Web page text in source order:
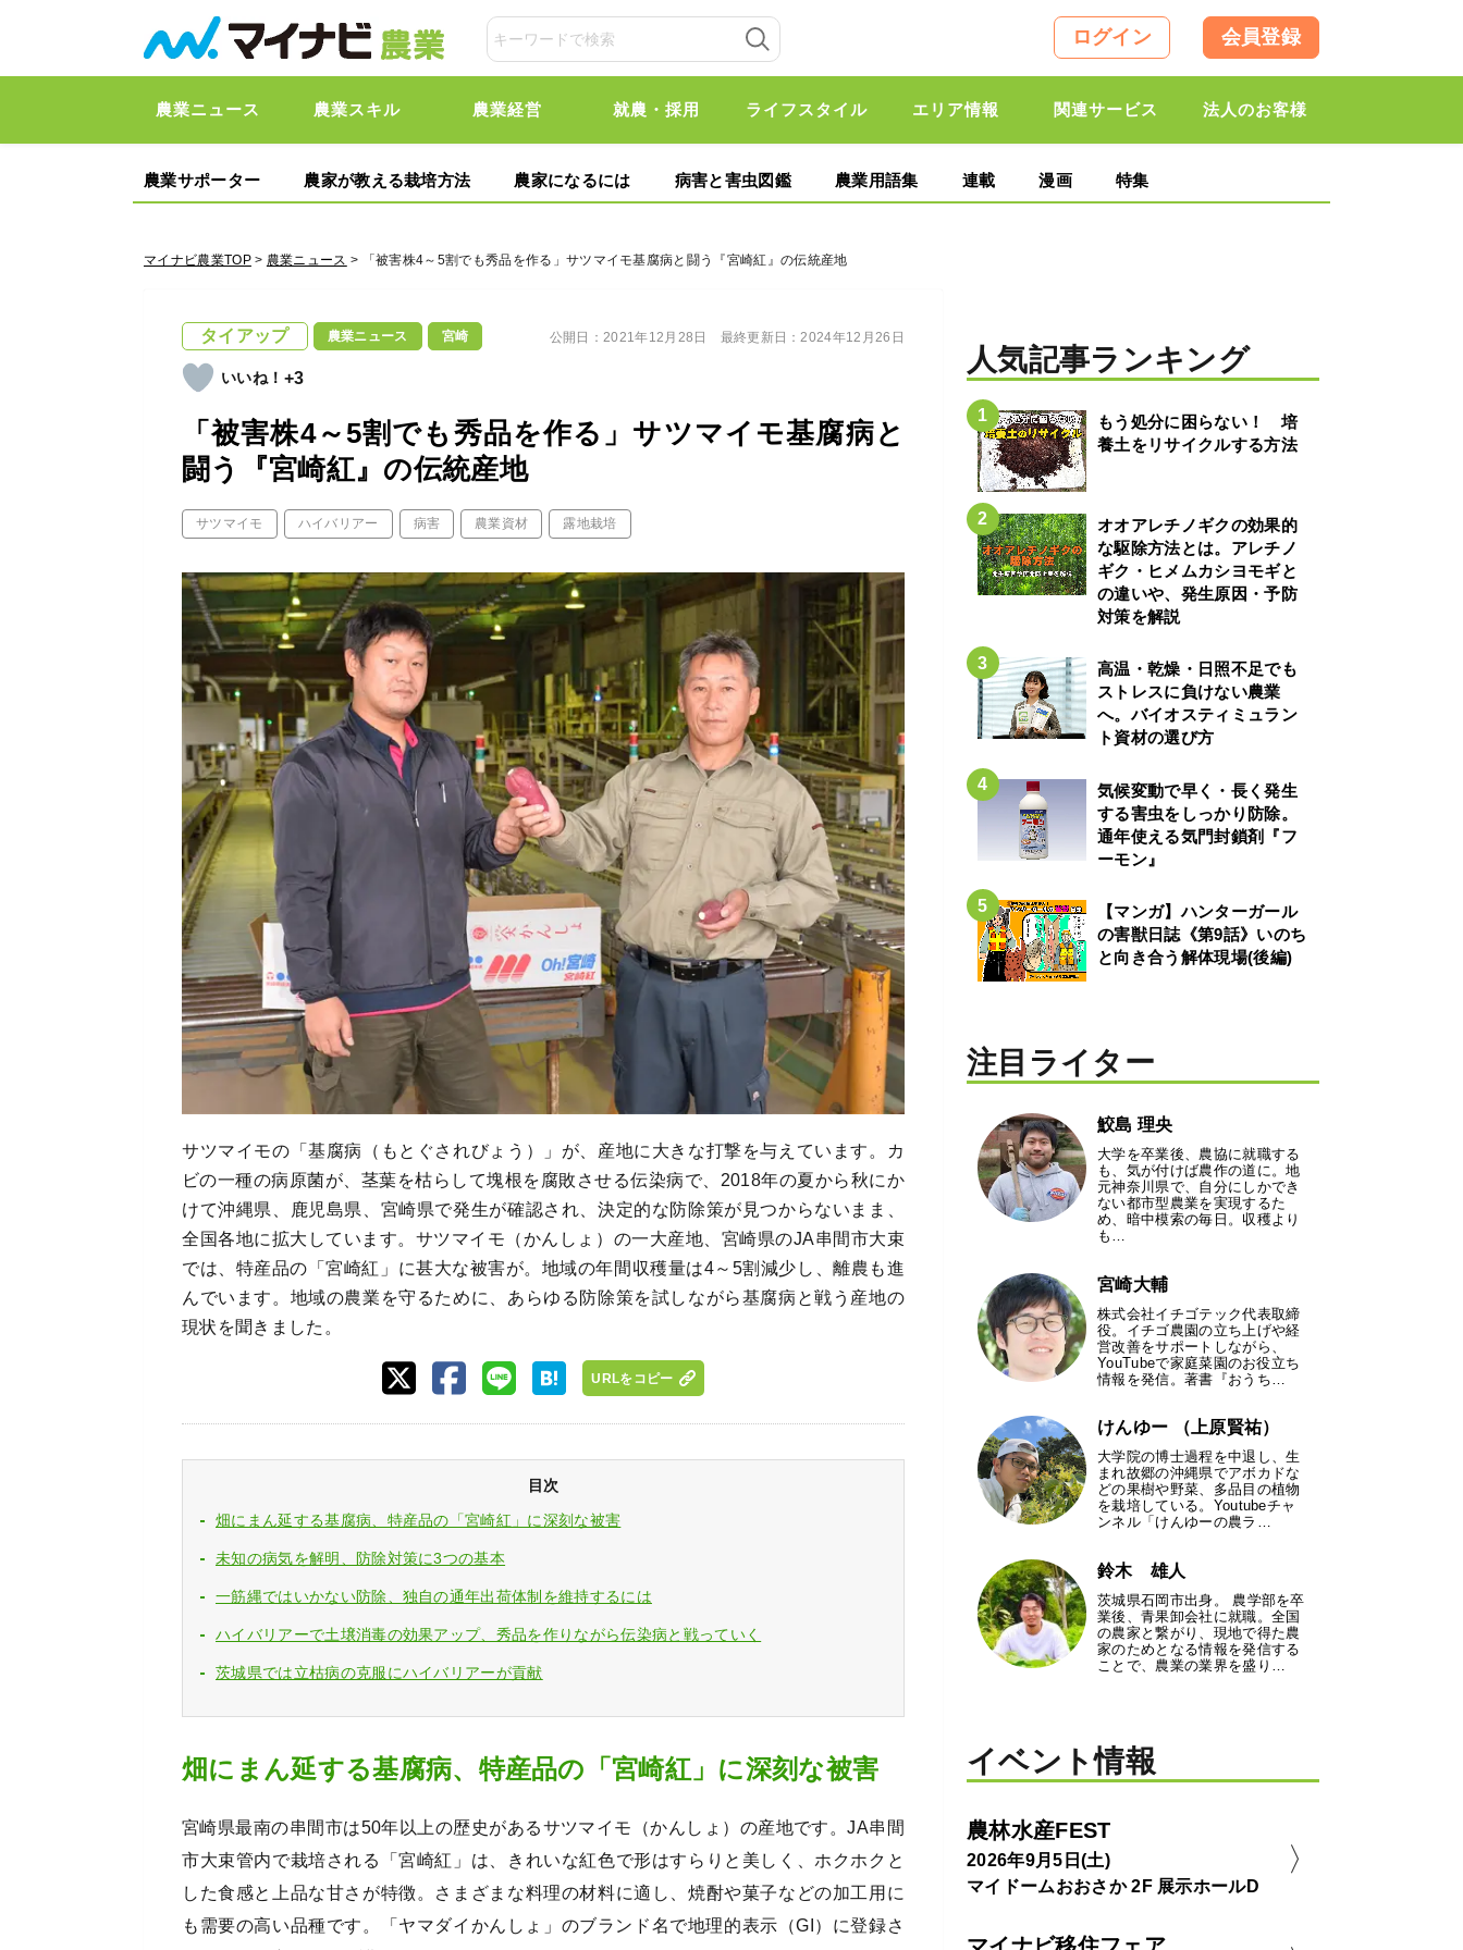
ログイン 会員登録
農業ニュース 農業スキル 農業経営 就農・採用 ライフスタイル エリア情報 関連サービス 法人のお客様
農業サポーター 農家が教える栽培方法 農家になるには 病害と害虫図鑑 農業用語集 連載 漫画 特集
マイナビ農業TOP> 農業ニュース > 「被害株4～5割でも秀品を作る」サツマイモ基腐病と闘う『宮崎紅』の伝統産地
タイアップ 農業ニュース 宮崎
+3
「被害株4～5割でも秀品を作る」サツマイモ基腐病と
闘う『宮崎紅』の伝統産地
サツマイモ ハイバリアー 病害 農業資材 露地栽培
公開日：2021年12月28日 最終更新日：2024年12月26日
サツマイモの「基腐病（もとぐされびょう）」が、産地に大きな打撃を与えています。カ
ビの一種の病原菌が、茎葉を枯らして塊根を腐敗させる伝染病で、2018年の夏から秋にか
けて沖縄県、鹿児島県、宮崎県で発生が確認され、決定的な防除策が見つからないまま、
全国各地に拡大しています。サツマイモ（かんしょ）の一大産地、宮崎県のJA串間市大束
では、特産品の「宮崎紅」に甚大な被害が。地域の年間収穫量は4～5割減少し、離農も進
んでいます。地域の農業を守るために、あらゆる防除策を試しながら基腐病と戦う産地の
現状を聞きました。
URLをコピー
目次
畑にまん延する基腐病、特産品の「宮崎紅」に深刻な被害
未知の病気を解明、防除対策に3つの基本
一筋縄ではいかない防除、独自の通年出荷体制を維持するには
ハイバリアーで土壌消毒の効果アップ、秀品を作りながら伝染病と戦っていく
茨城県では立枯病の克服にハイバリアーが貢献
畑にまん延する基腐病、特産品の「宮崎紅」に深刻な被害
宮崎県最南の串間市は50年以上の歴史があるサツマイモ（かんしょ）の産地です。JA串間
市大束管内で栽培される「宮崎紅」は、きれいな紅色で形はすらりと美しく、ホクホクと
した食感と上品な甘さが特徴。さまざまな料理の材料に適し、焼酎や菓子などの加工用に
も需要の高い品種です。「ヤマダイかんしょ」のブランド名で地理的表示（GI）に登録さ
人気記事ランキング
もう処分に困らない！ 培
養土をリサイクルする方法
オオアレチノギクの効果的
な駆除方法とは。アレチノ
ギク・ヒメムカシヨモギと
の違いや、発生原因・予防
対策を解説
高温・乾燥・日照不足でも
ストレスに負けない農業
へ。バイオスティミュラン
ト資材の選び方
気候変動で早く・長く発生
する害虫をしっかり防除。
通年使える気門封鎖剤『フ
ーモン』
【マンガ】ハンターガール
の害獣日誌《第9話》いのち
と向き合う解体現場(後編)
注目ライター
鮫島 理央
大学を卒業後、農協に就職する
も、気が付けば農作の道に。地
元神奈川県で、自分にしかでき
ない都市型農業を実現するた
め、暗中模索の毎日。収穫より
も…
宮崎大輔
株式会社イチゴテック代表取締
役。イチゴ農園の立ち上げや経
営改善をサポートしながら、
YouTubeで家庭菜園のお役立ち
情報を発信。著書『おうち…
けんゆー （上原賢祐）
大学院の博士過程を中退し、生
まれ故郷の沖縄県でアボカドな
どの果樹や野菜、多品目の植物
を栽培している。Youtubeチャ
ンネル「けんゆーの農ラ…
鈴木 雄人
茨城県石岡市出身。 農学部を卒
業後、青果卸会社に就職。全国
の農家と繋がり、現地で得た農
家のためとなる情報を発信する
ことで、農業の業界を盛り…
イベント情報
農林水産FEST
2026年9月5日(土)
マイドームおおさか 2F 展示ホールD